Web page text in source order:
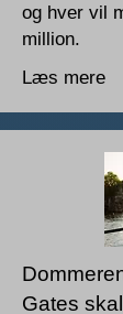
og hver vil
million.
Læs mere
Gates